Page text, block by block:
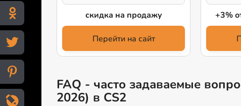
скидка на продажу
Перейти на сайт
+3%
FAQ - часто задаваемые
2026) в CS2